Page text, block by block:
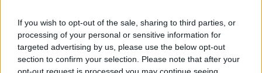
If you wish to opt-out of the sale, sharing to third parties, or
processing of your personal or sensitive information for
targeted advertising by us, please use the below opt-out
section to confirm your selection. Please note that after your
opt-out request is processed you may continue seeing